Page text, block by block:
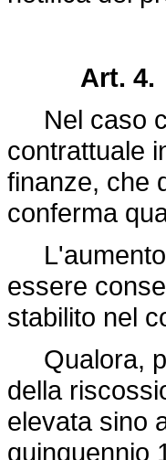
Art. 4.
Nel caso
contrattuale
finanze, che
conferma
L'aumento
essere
stabilito nel
Qualora,
della
elevata sino
quinquennio